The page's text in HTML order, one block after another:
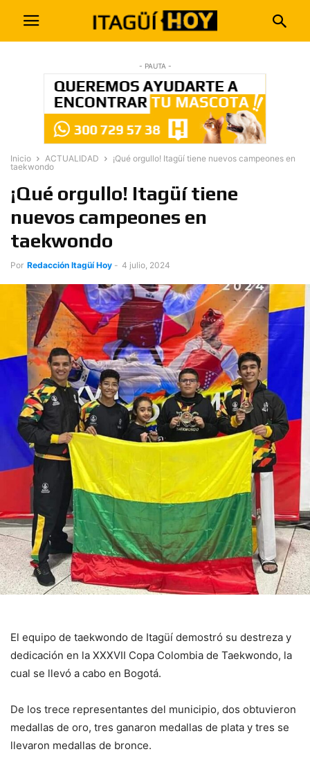
- PAUTA -
Inicio ACTUALIDAD
¡Qué orgullo! Itagüí tiene nuevos campeones en
taekwondo
¡Qué orgullo! Itagüí tiene
nuevos campeones en
taekwondo
Por Redacción Itagüí Hoy - 4 julio, 2024
El equipo de taekwondo de Itagüí demostró su destreza y
dedicación en la XXXVII Copa Colombia de Taekwondo, la
cual se llevó a cabo en Bogotá.
De los trece representantes del municipio, dos obtuvieron
medallas de oro, tres ganaron medallas de plata y tres se
llevaron medallas de bronce.